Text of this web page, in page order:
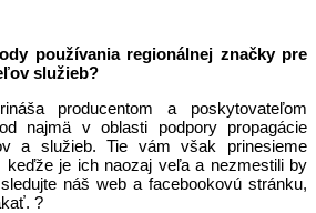
regionálnej značky pre
služieb?
producentom a poskytovateľom
najmä v oblasti podpory propagácie
a služieb. Tie vám však prinesieme
keďže je ich naozaj veľa a nezmestili by
náš web a facebookovú stránku,
?